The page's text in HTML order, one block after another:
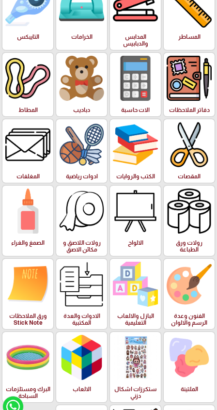
المساطر
المدابس
والدبابيس
الخرامات التايبكس
دفاتر الملاحظات الات حاسبة دباديب المطاط
المقصات الكتب والروايات ادوات رياضية المغلفات
رولات ورق
الطباعة
الالواح
رولات اللاصق و
مكائن الاصق
الصمغ والغراء
الفنون وعدة
الرسم والالوان
البازل والالعاب
التعليمية
الادوات والعدة
المكتبية
ورق الملاحظات
Stick Note
الملتينة
ستكرزات اشكال
دزني
الالعاب
البرك ومستلزمات
السباحة